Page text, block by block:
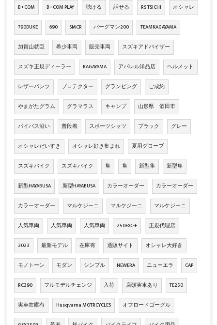
B+COM B+COM PLAY 聴ける 話せる RS TSICHI オシャレ
790DUKE 690 SMCR バーグマン200 TEAMKAGAYAMA
加賀山就臣 希少車両 販売車両 スズキアドバイザー
スズキ正規ディーラー KAGAYAMA アパレル洋品店 ヘルメット
レザーパンツ プロテクター グランピング ご成約
やまがたグラム グラマラス キャンプ 山形県 酒田市
バイパス沿い 普段着 スポーツシャツ ブラック グレー
オシャレだいすき オシャレ好き集まれ 夏用グローブ
スズキバイク スズキバイク 隼 隼 新型隼 新型隼
新型HAYABUSA 新型HAYABUSA カラーオーダー カラーオーダー
カラーオーダー マルケジーニ マルケジーニ マルケジーニ
人気車両 人気車両 人気車両 250EXC-F 正規代理店
2023 最新モデル 在庫有 通販サイト オシャレ大好き
モノトーン モダン シンプル NEWERA ニューエラ CAP
RC390 フルモデルチェンジ 入荷 店頭実車あり TE250
実車在庫有 Husqvarna MOTRCYCLES オフロードゴーグル